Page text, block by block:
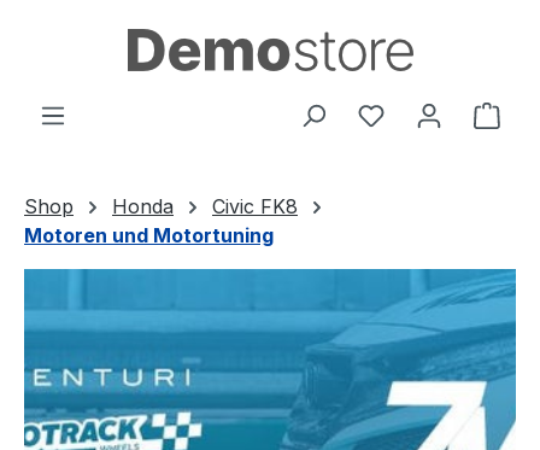
Zum Hauptinhalt springen
Du hast 0
Shop Honda
Civic FK8
Motoren und Motortuning